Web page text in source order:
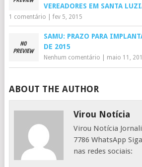
VEREADORES EM SANTA
1 comentário fev 5, 2015
SAMU: PRAZO PARA
DE 2015
Nenhum comentário maio 11,
ABOUT THE AUTHOR
Virou Notícia
Virou Notícia
7786 WhatsApp
nas redes sociais: